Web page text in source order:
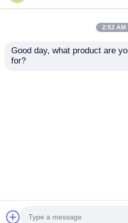
2:52 AM
Good day, what product are
for?